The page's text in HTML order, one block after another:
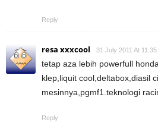
Reply
resa xxxcool 31 July 2011 At 11:35
tetap aza lebih powerfull
klep,liquit cool,deltabox,diasil
mesinnya,pgmf1.teknologi
Reply